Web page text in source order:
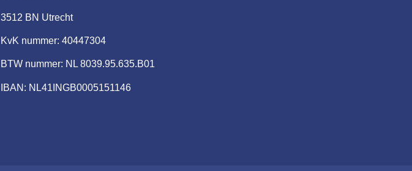
3512 BN Utrecht
KvK nummer: 40447304
BTW nummer: NL 8039.95.635.B01
IBAN: NL41INGB0005151146